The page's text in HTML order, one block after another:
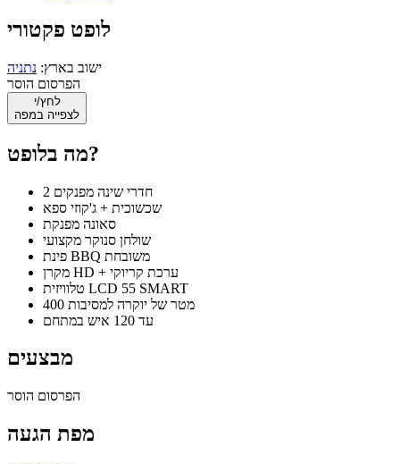
לופט פקטורי
ישוב בארץ: נתניה
הפרסום הוסר
לחץ/י
לצפייה במפה
מה בלופט?
2 חדרי שינה מפנקים
שכשוכית + ג'קוזי ספא
סאונה מפנקת
שולחן סנוקר מקצועי
פינת BBQ משובחת
מקרן HD + ערכת קריוקי
טלוויזית LCD 55 SMART
400 מטר של יוקרה למסיבות
עד 120 איש במתחם
מבצעים
הפרסום הוסר
מפת הגעה